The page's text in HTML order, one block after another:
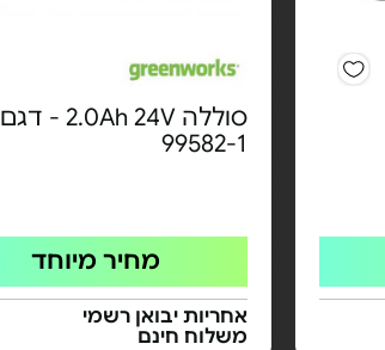
סוללה 2.0Ah 24V - דגם
99582-1
מחיר מיוחד
אחריות יבואן רשמי
משלוח חינם